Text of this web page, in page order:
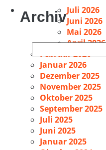
nach:
ArchivJuli 2026
Juni 2026
Mai 2026
April 2026
Februar 2026
Januar 2026
Dezember 2025
November 2025
Oktober 2025
September 2025
Juli 2025
Juni 2025
Januar 2025